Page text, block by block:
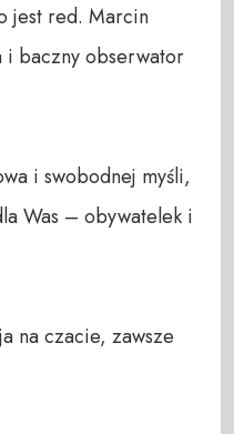
jest red. Marcin
i baczny obserwator
i swobodnej myśli,
Was – obywatelek i
na czacie, zawsze